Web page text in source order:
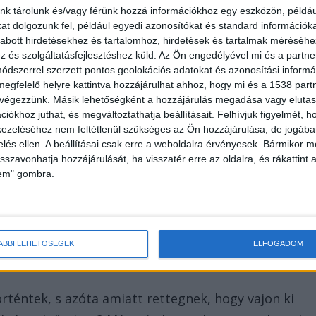
tárolunk és/vagy férünk hozzá információkhoz egy eszközön,
dolgozunk fel, például egyedi azonosítókat és standard
hirdetésekhez és tartalomhoz, hirdetések és tartalmak
és szolgáltatásfejlesztéshez küld. Az Ön engedélyével mi és a
szerzett pontos geolokációs adatokat és azonosítási
helyre kattintva hozzájárulhat ahhoz, hogy mi és a 1538
Másik lehetőségként a hozzájárulás megadása vagy
juthat, és megváltoztathatja beállításait. Felhívjuk figyelmét,
nem feltétlenül szükséges az Ön hozzájárulása, de
ellen. A beállításai csak erre a weboldalra érvényesek. Bármikor
hozzájárulását, ha visszatér erre az oldalra, és rákattint
gombra.
LEHETŐSÉGEK ELFOGADOM
vágta el a támadója, de az indíték még
nyereségvágyból követte el a támadó/vagy
még ismeretlen bűnös vagy bűnösök mindent
felgyújtották a lakást.
s azóta amiatt rettegnek, hogy vajon ki